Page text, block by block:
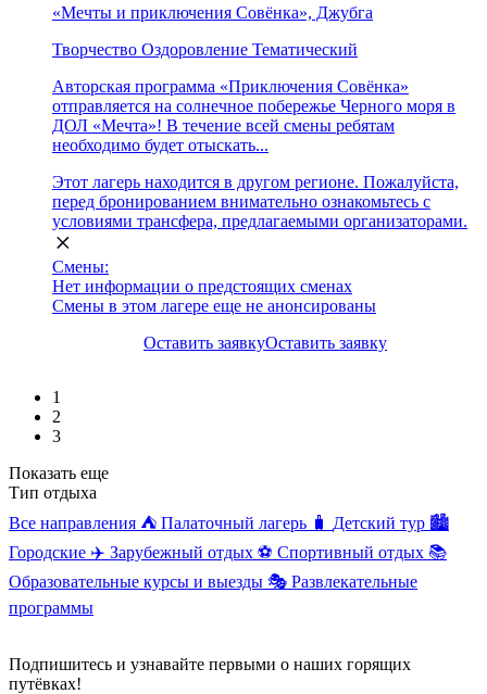
«Мечты и приключения Совёнка», Джубга
Творчество Оздоровление Тематический
Авторская программа «Приключения Совёнка»
отправляется на солнечное побережье Черного моря в
ДОЛ «Мечта»! В течение всей смены ребятам
необходимо будет отыскать...
Этот лагерь находится в другом регионе. Пожалуйста,
перед бронированием внимательно ознакомьтесь с
условиями трансфера, предлагаемыми организаторами.
Смены:
Нет информации о предстоящих сменах
Смены в этом лагере еще не анонсированы
Оставить заявкуОставить заявку
1
2
3
Показать еще
Тип отдыха
Все направления ⛺ Палаточный лагерь 🧳 Детский тур 🏙️
Городские ✈️ Зарубежный отдых ⚽ Спортивный отдых 📚
Образовательные курсы и выезды 🎭 Развлекательные
программы
Подпишитесь и узнавайте первыми о наших горящих
путёвках!